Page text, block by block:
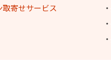
取寄せサービス
・
・
・